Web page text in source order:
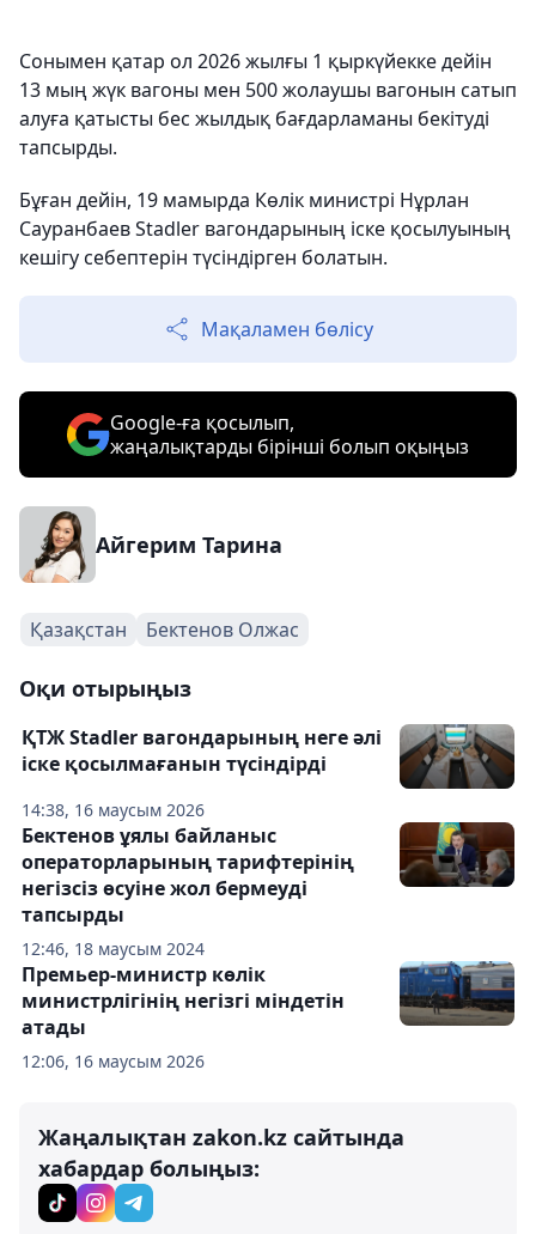
Сонымен қатар ол 2026 жылғы 1 қыркүйекке дейін
13 мың жүк вагоны мен 500 жолаушы вагонын сатып
алуға қатысты бес жылдық бағдарламаны бекітуді
тапсырды.
Бұған дейін, 19 мамырда Көлік министрі Нұрлан
Сауранбаев Stadler вагондарының іске қосылуының
кешігу себептерін түсіндірген болатын.
Мақаламен бөлісу
Google-ға қосылып,
жаңалықтарды бірінші болып оқыңыз
Айгерим Тарина
Қазақстан Бектенов Олжас
Оқи отырыңыз
14:38, 16 маусым 2026
ҚТЖ Stadler вагондарының неге әлі
іске қосылмағанын түсіндірді
12:46, 18 маусым 2024
Бектенов ұялы байланыс
операторларының тарифтерінің
негізсіз өсуіне жол бермеуді
тапсырды
12:06, 16 маусым 2026
Премьер-министр көлік
министрлігінің негізгі міндетін
атады
Жаңалықтан zakon.kz сайтында
хабардар болыңыз: